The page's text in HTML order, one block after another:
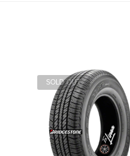
SOLD OUT